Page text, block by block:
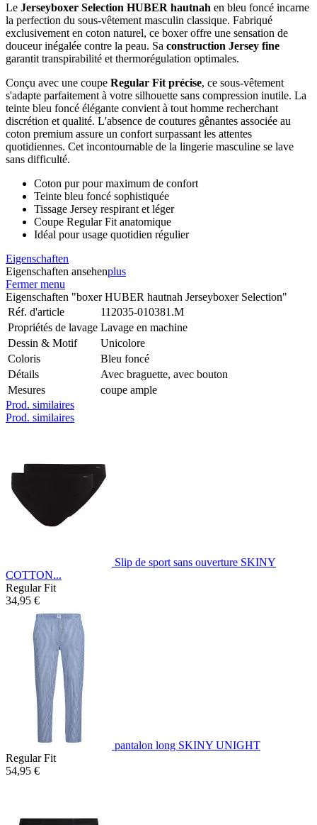
Le Jerseyboxer Selection HUBER hautnah en bleu foncé incarne
la perfection du sous-vêtement masculin classique. Fabriqué
exclusivement en coton naturel, ce boxer offre une sensation de
douceur inégalée contre la peau. Sa construction Jersey fine
garantit transpirabilité et thermorégulation optimales.
Conçu avec une coupe Regular Fit précise, ce sous-vêtement
s'adapte parfaitement à votre silhouette sans compression inutile. La
teinte bleu foncé élégante convient à tout homme recherchant
discrétion et qualité. L'absence de coutures gênantes associée au
coton premium assure un confort surpassant les attentes
quotidiennes. Cet incontournable de la lingerie masculine se lave
sans difficulté.
Coton pur pour maximum de confort
Teinte bleu foncé sophistiquée
Tissage Jersey respirant et léger
Coupe Regular Fit anatomique
Idéal pour usage quotidien régulier
Eigenschaften
Eigenschaften ansehenplus
Fermer menu
Eigenschaften "boxer HUBER hautnah Jerseyboxer Selection"
Réf. d'article
112035-010381.M
Propriétés de lavage Lavage en machine
Dessin & Motif
Unicolore
Coloris
Bleu foncé
Détails
Avec braguette, avec bouton
Mesures
coupe ample
Prod. similaires
Prod. similaires
Slip de sport sans ouverture SKINY
COTTON...
Regular Fit
34,95 €
pantalon long SKINY UNIGHT
Regular Fit
54,95 €